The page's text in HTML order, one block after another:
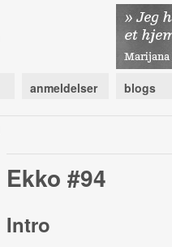
anmeldelser blogs
Ekko #94
Intro